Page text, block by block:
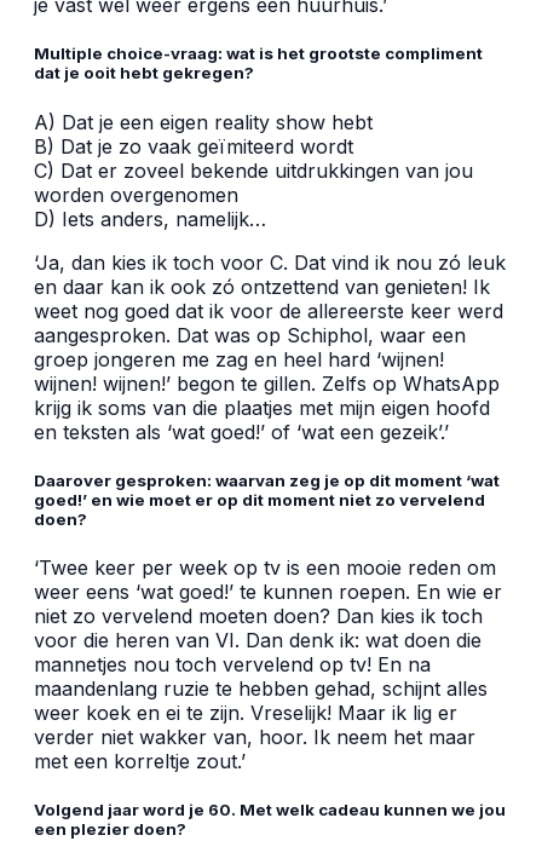
je vast wel weer ergens een huurhuis.’
Multiple choice-vraag: wat is het grootste compliment
dat je ooit hebt gekregen?
A) Dat je een eigen reality show hebt
B) Dat je zo vaak geïmiteerd wordt
C) Dat er zoveel bekende uitdrukkingen van jou
worden overgenomen
D) Iets anders, namelijk…
‘Ja, dan kies ik toch voor C. Dat vind ik nou zó leuk
en daar kan ik ook zó ontzettend van genieten! Ik
weet nog goed dat ik voor de allereerste keer werd
aangesproken. Dat was op Schiphol, waar een
groep jongeren me zag en heel hard ‘wijnen!
wijnen! wijnen!’ begon te gillen. Zelfs op WhatsApp
krijg ik soms van die plaatjes met mijn eigen hoofd
en teksten als ‘wat goed!’ of ‘wat een gezeik’.’
Daarover gesproken: waarvan zeg je op dit moment ‘wat
goed!’ en wie moet er op dit moment niet zo vervelend
doen?
‘Twee keer per week op tv is een mooie reden om
weer eens ‘wat goed!’ te kunnen roepen. En wie er
niet zo vervelend moeten doen? Dan kies ik toch
voor die heren van VI. Dan denk ik: wat doen die
mannetjes nou toch vervelend op tv! En na
maandenlang ruzie te hebben gehad, schijnt alles
weer koek en ei te zijn. Vreselijk! Maar ik lig er
verder niet wakker van, hoor. Ik neem het maar
met een korreltje zout.’
Volgend jaar word je 60. Met welk cadeau kunnen we jou
een plezier doen?